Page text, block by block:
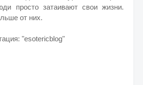
просто затаивают свои жизни.
от них.
"esotericblog"